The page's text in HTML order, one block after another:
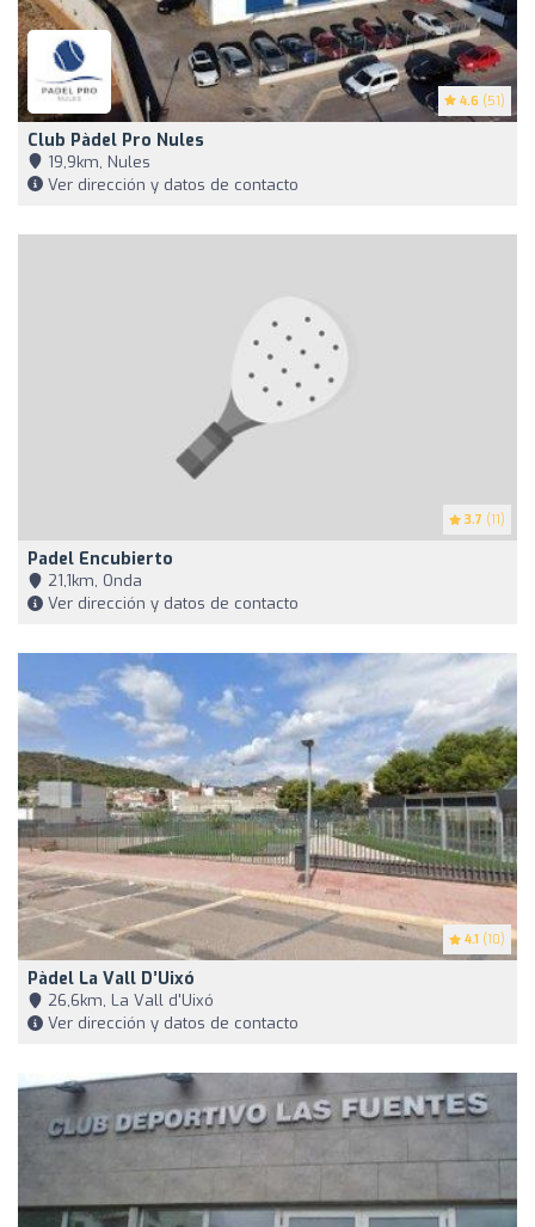
4.6 (51)
Club Pàdel Pro Nules
19,9km, Nules
Ver dirección y datos de contacto
3.7 (11)
Padel Encubierto
21,1km, Onda
Ver dirección y datos de contacto
4.1 (10)
Pàdel La Vall D’Uixó
26,6km, La Vall d'Uixó
Ver dirección y datos de contacto